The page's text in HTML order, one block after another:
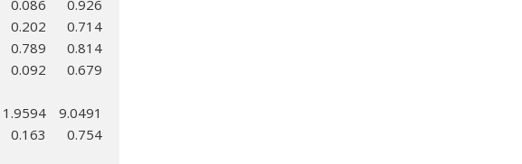
0.086
0.926
0.202
0.714
0.789
0.814
0.092 0.679
1.9594
9.0491
0.163 0.754